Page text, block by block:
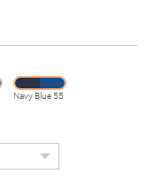
Navy Blue 55